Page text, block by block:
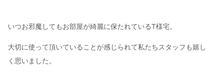
いつお邪魔してもお部屋が綺麗に保たれているT様宅。
大切に使って頂いていることが感じられて私たちスタッフも嬉し
く思いました。